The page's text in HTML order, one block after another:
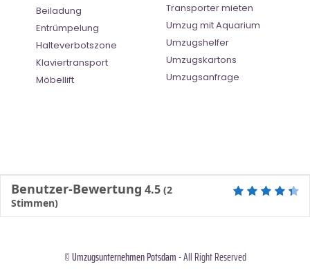
Beiladung
Entrümpelung
Halteverbotszone
Klaviertransport
Möbellift
Transporter mieten
Umzug mit Aquarium
Umzugshelfer
Umzugskartons
Umzugsanfrage
Benutzer-Bewertung 4.5 (2
Stimmen)
©Umzugsunternehmen Potsdam - All Right Reserved